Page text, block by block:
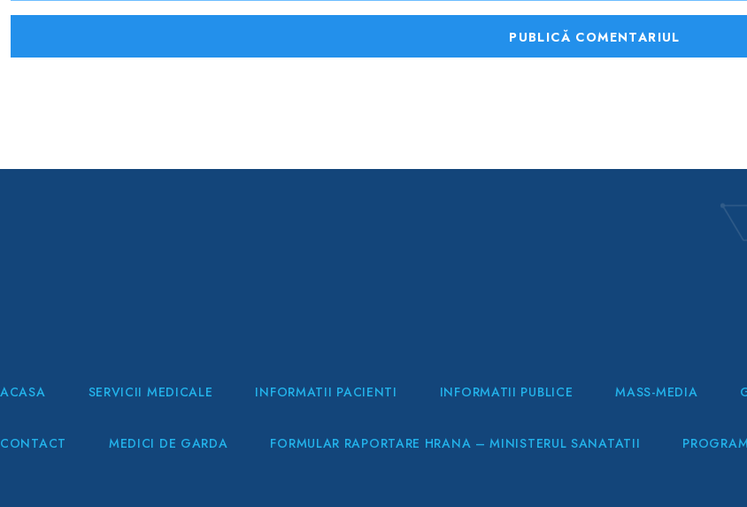
ACASA SERVICII MEDICALE INFORMATII PACIENTI INFORMATII PUBLICE MASS-MEDIA
CONTACT MEDICI DE GARDA FORMULAR RAPORTARE HRANA – MINISTERUL SANATATII